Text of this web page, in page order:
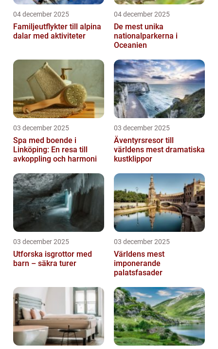
04 december 2025
Familjeutflykter till alpina
dalar med aktiviteter
04 december 2025
De mest unika
nationalparkerna i
Oceanien
03 december 2025
Spa med boende i
Linköping: En resa till
avkoppling och harmoni
03 december 2025
Äventyrsresor till
världens mest dramatiska
kustklippor
03 december 2025
Utforska isgrottor med
barn – säkra turer
03 december 2025
Världens mest
imponerande
palatsfasader